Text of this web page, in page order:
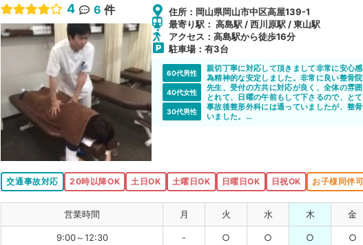
4 6 件
住所：岡山県岡山市中区高屋139-1
最寄り駅： 高島駅 / 西川原駅 / 東山駅
アクセス：高島駅から徒歩16分
駐車場：有3台
60代男性
親切丁寧に対応して頂きまして非常に安心
為精神的な安定しました。非常に良い整骨
す。
40代女性
先生、受付の方共に対応が良く、全体の雰
とれて、日曜の午前もして下さるので、と
30代男性
事故後整形外科には通っていましたが、整
いました。
交通事故対応 20時以降OK 土日OK 土曜日OK 日曜日OK 日祝OK お子様同伴可
営業時間 月 火 水 木 金
9:00～12:30 - ○ ○ ○ ○